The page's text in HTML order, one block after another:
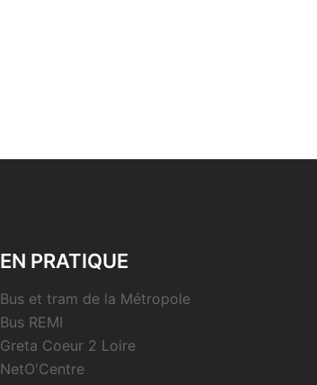
EN PRATIQUE
Bus et tram de la Métropole
Bus REMI
Greta Coeur 2 Loire
NetO'Centre